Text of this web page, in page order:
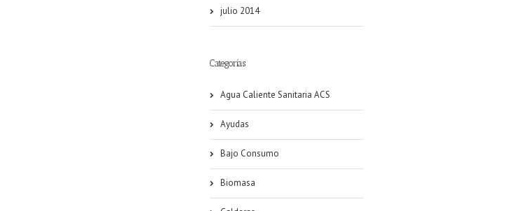
julio 2014
Categorías
Agua Caliente Sanitaria ACS
Ayudas
Bajo Consumo
Biomasa